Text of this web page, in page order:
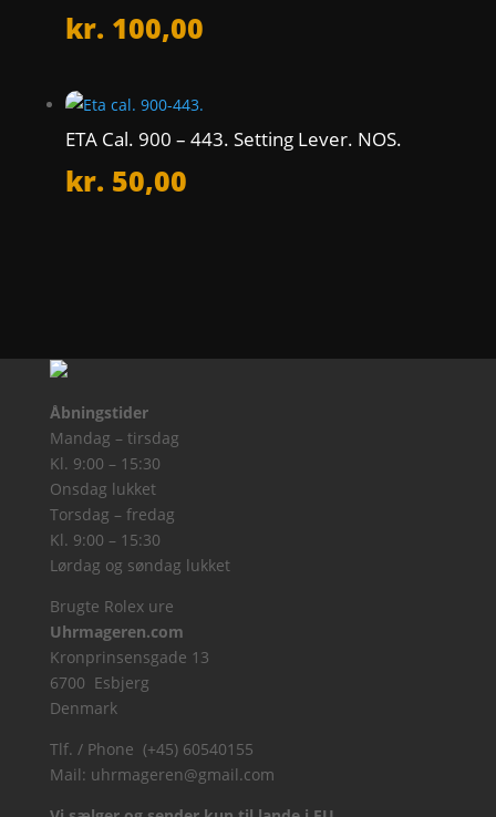
kr. 100,00
ETA Cal. 900 – 443. Setting Lever. NOS.
kr. 50,00
Åbningstider
Mandag – tirsdag
Kl. 9:00 – 15:30
Onsdag lukket
Torsdag – fredag
Kl. 9:00 – 15:30
Lørdag og søndag lukket
Brugte Rolex ure
Uhrmageren.com
Kronprinsensgade 13
6700 Esbjerg
Denmark
Tlf. / Phone (+45) 60540155
Mail: uhrmageren@gmail.com